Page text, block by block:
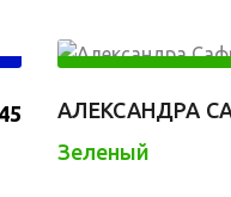
45
АЛЕКСАНДРА
Зеленый